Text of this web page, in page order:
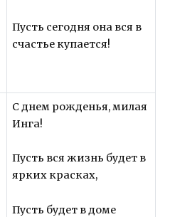
Пусть сегодня она вся в
счастье купается!
С днем рожденья, милая
Инга!
Пусть вся жизнь будет в
ярких красках,
Пусть будет в доме